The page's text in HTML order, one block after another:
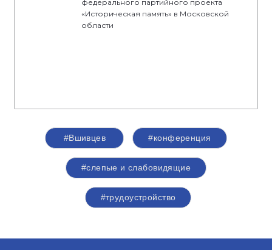
федерального партийного проекта
«Историческая память» в Московской
области
#Вшивцев #конференция
#слепые и слабовидящие
#трудоустройство